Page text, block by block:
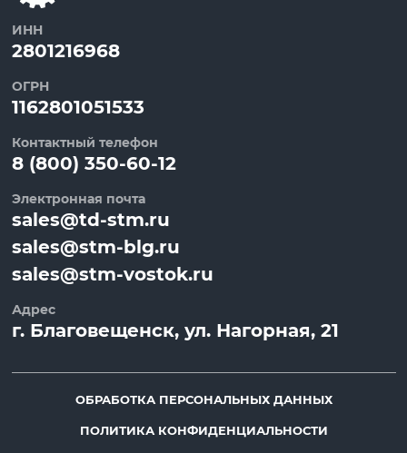
ИНН
2801216968
ОГРН
1162801051533
Контактный телефон
8 (800) 350-60-12
Электронная почта
sales@td-stm.ru
sales@stm-blg.ru
sales@stm-vostok.ru
Адрес
г. Благовещенск, ул. Нагорная, 21
ОБРАБОТКА ПЕРСОНАЛЬНЫХ ДАННЫХ
ПОЛИТИКА КОНФИДЕНЦИАЛЬНОСТИ